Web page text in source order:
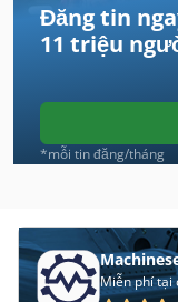
Deckel Maho
Dmf
Dnc
Dụng Cụ Cầm Tay
Haas Cnc
Index C29
Đăng tin
11 triệu
*mỗi tin đăng/tháng
Miễn phí tại